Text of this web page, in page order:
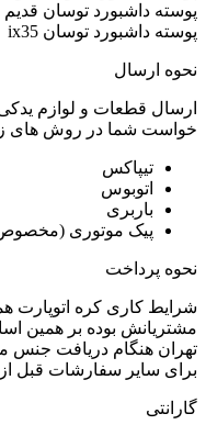
پوسته داشبورد توسان قدیم
پوسته داشبورد توسان ix35
نحوه ارسال
ارسال قطعات و لوازم
خواست شما در روش های
تیپاکس
اتوبوس
باربری
پیک موتوری
نحوه پرداخت
شرایط کاری کره اتوپارت
مشتریانش بوده بر همین
تهران هنگام دریافت جنس
برای سایر سفارشات قبل
گارانتی